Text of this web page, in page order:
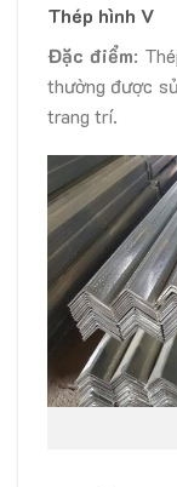
Thép hình V
Đặc điểm:
thường được
trang trí.